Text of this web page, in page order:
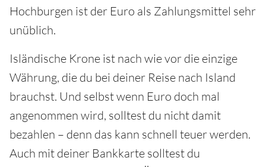
Hochburgen ist der Euro als Zahlungsmittel sehr
unüblich.
Isländische Krone ist nach wie vor die einzige
Währung, die du bei deiner Reise nach Island
brauchst. Und selbst wenn Euro doch mal
angenommen wird, solltest du nicht damit
bezahlen – denn das kann schnell teuer werden.
Auch mit deiner Bankkarte solltest du